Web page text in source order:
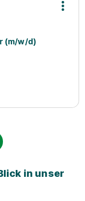
(m/w/d)
in unser